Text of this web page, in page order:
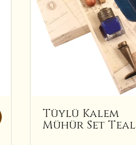
Tüylü Kalem
Mühür Set Teal